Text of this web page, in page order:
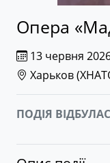
Опера
13 червня
Харьков (
ПОДІЯ